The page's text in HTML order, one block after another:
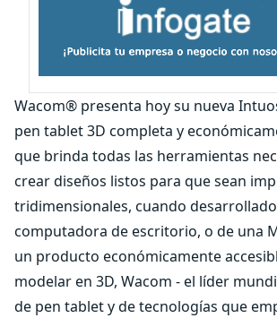
Wacom® presenta hoy su nueva
pen tablet 3D completa y
que brinda todas las herramientas
crear diseños listos para que sean
tridimensionales, cuando
computadora de escritorio, o de una
un producto económicamente
modelar en 3D, Wacom - el líder
de pen tablet y de tecnologías que